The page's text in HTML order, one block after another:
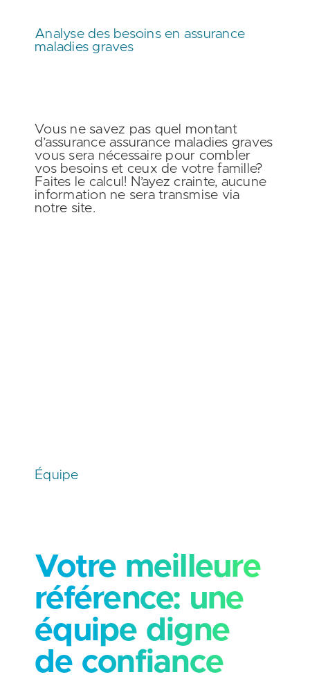
Analyse des besoins en assurance
maladies graves
Vous ne savez pas quel montant
d’assurance assurance maladies graves
vous sera nécessaire pour combler
vos besoins et ceux de votre famille?
Faites le calcul! N’ayez crainte, aucune
information ne sera transmise via
notre site.
Équipe
Votre meilleure
référence: une
équipe digne
de confiance